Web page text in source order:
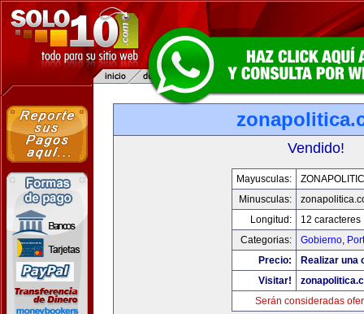
Vendido!
Mayusculas:
Minusculas:
Longitud:
12 caracteres
Categorias:
Gobierno,
Precio:
Realizar una
Visitar!
Serán consideradas